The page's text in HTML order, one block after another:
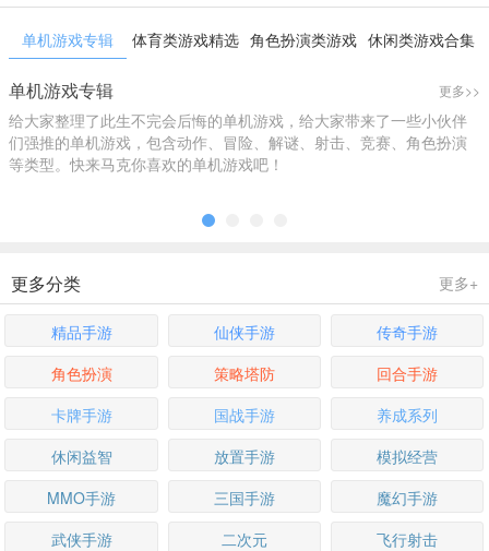
单机游戏专辑
体育类游戏精选 角色扮演类游戏 休闲类游戏合集
单机游戏专辑 更多>>
给大家整理了此生不完会后悔的单机游戏，给大家带来了一些小伙伴
们强推的单机游戏，包含动作、冒险、解谜、射击、竞赛、角色扮演
等类型。快来马克你喜欢的单机游戏吧！
更多+
更多分类
精品手游 仙侠手游
传奇手游
角色扮演
策略塔防
回合手游
卡牌手游
国战手游
养成系列
休闲益智
放置手游
模拟经营
MMO手游
三国手游
魔幻手游
武侠手游
二次元
飞行射击